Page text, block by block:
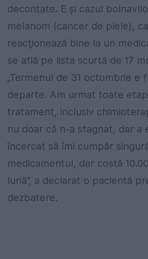
decontate. E și cazul
melanom (cancer de piele),
reacţionează bine la un
se află pe lista scurtă de 17
„Termenul de 31 octombrie e
departe. Am urmat toate
tratament, inclusiv
nu doar că n-a stagnat, dar a
încercat să îmi cumpăr
medicamentul, dar costă
lună”, a declarat o pacientă
dezbatere.